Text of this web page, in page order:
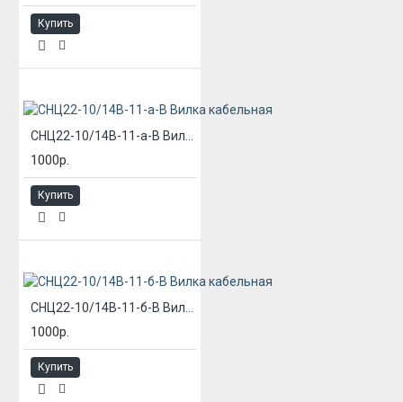
Купить
1000р.
Купить
1000р.
Купить